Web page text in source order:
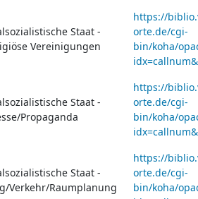
Staat -
Vereinigungen
https://
orte.de/cgi-
bin/koha/
Staat -
Propaganda
https://
orte.de/cgi-
bin/koha/
Staat -
Verkehr/Raumplanung
https://
orte.de/cgi-
bin/koha/